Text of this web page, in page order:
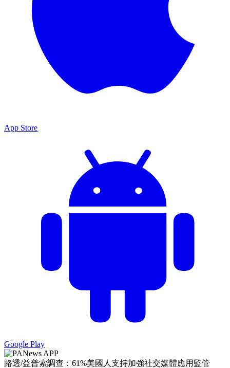
App Store
Google Play
路透/益普索調查：61%美國人支持加強社交媒體應用監管